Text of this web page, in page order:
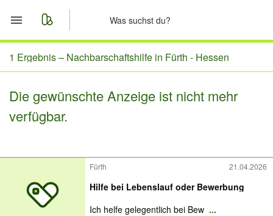
Start
Nachrichten
1 Ergebnis – Nachbarschaftshilfe in Fürth - Hessen
Die gewünschte Anzeige ist nicht mehr
verfügbar.
Fürth 21.04.2026
Hilfe bei Lebenslauf oder Bewerbung
Ich helfe gelegentlich bei Bew ...